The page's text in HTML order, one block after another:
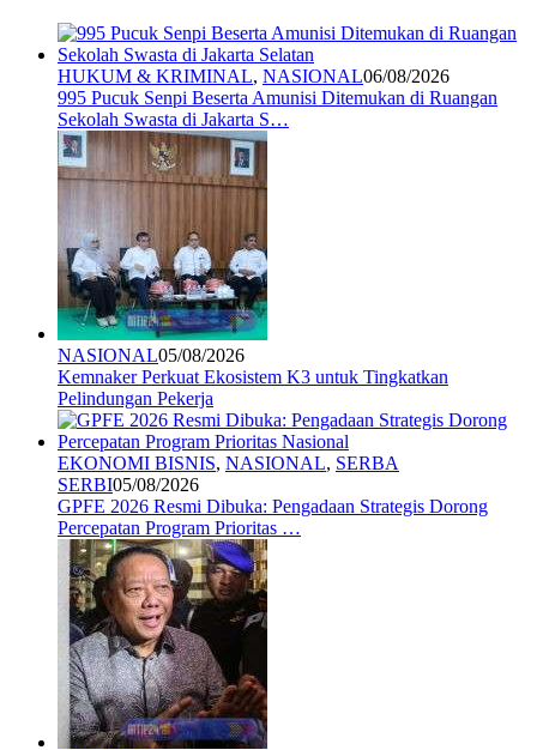
HUKUM & KRIMINAL, NASIONAL06/08/2026
995 Pucuk Senpi Beserta Amunisi Ditemukan di Ruangan
Sekolah Swasta di Jakarta S…
NASIONAL05/08/2026
Kemnaker Perkuat Ekosistem K3 untuk Tingkatkan
Pelindungan Pekerja
EKONOMI BISNIS, NASIONAL, SERBA
SERBI05/08/2026
GPFE 2026 Resmi Dibuka: Pengadaan Strategis Dorong
Percepatan Program Prioritas …